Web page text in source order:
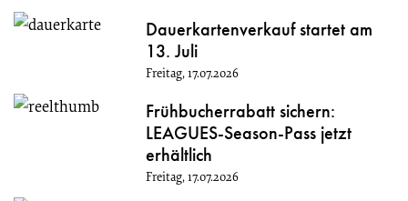
Dauerkartenverkauf startet am
13. Juli
Freitag, 17.07.2026
Frühbucherrabatt sichern:
LEAGUES-Season-Pass jetzt
erhältlich
Freitag, 17.07.2026